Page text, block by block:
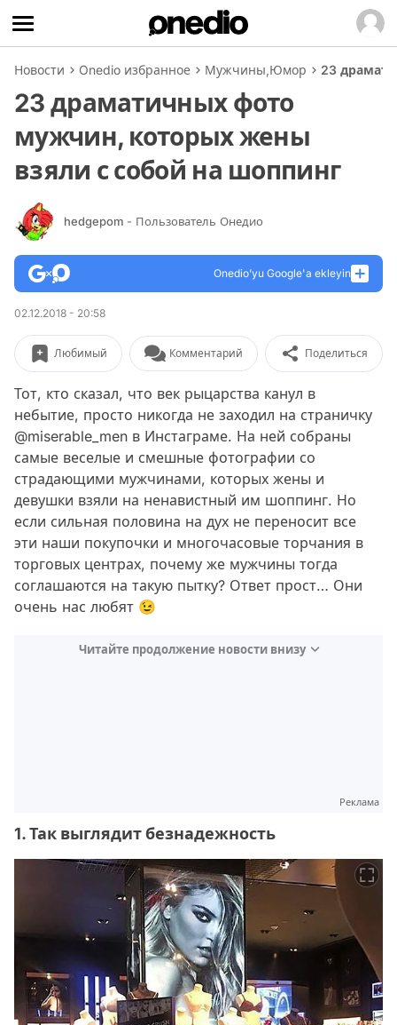
Новости Onedio избранное Мужчины,Юмор 23
23 драматичных фото
мужчин, которых жены
взяли с собой на шоппинг
hedgepom - Пользователь Онедио
Onedio’yu Google'a ekleyin
02.12.2018 - 20:58
Любимый Комментарий Поделиться
Тот, кто сказал, что век рыцарства канул в
небытие, просто никогда не заходил на страничку
@miserable_men в Инстаграме. На ней собраны
самые веселые и смешные фотографии со
страдающими мужчинами, которых жены и
девушки взяли на ненавистный им шоппинг. Но
если сильная половина на дух не переносит все
эти наши покупочки и многочасовые торчания в
торговых центрах, почему же мужчины тогда
соглашаются на такую пытку? Ответ прост… Они
очень нас любят 😉
Читайте продолжение новости внизу
Реклама
1. Так выглядит безнадежность